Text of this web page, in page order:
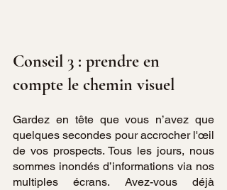
Conseil 3 : prendre en
compte le chemin visuel
Gardez en tête que vous n’avez que
quelques secondes pour accrocher l'œil
de vos prospects. Tous les jours, nous
sommes inondés d’informations via nos
multiples écrans. Avez-vous déjà